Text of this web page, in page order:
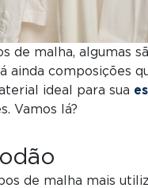
de malha, algumas
ainda composições
ideal para sua
Vamos lá?
de malha mais